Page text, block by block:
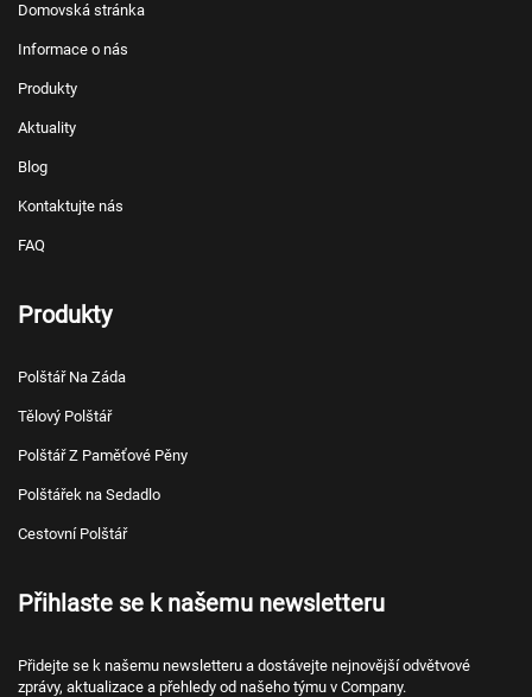
Domovská stránka
Informace o nás
Produkty
Aktuality
Blog
Kontaktujte nás
FAQ
Produkty
Polštář Na Záda
Tělový Polštář
Polštář Z Paměťové Pěny
Polštářek na Sedadlo
Cestovní Polštář
Přihlaste se k našemu newsletteru
Přidejte se k našemu newsletteru a dostávejte nejnovější odvětvové
zprávy, aktualizace a přehledy od našeho týmu v Company.